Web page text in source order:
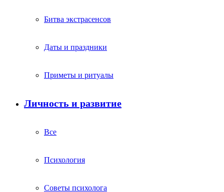
Битва экстрасенсов
Даты и праздники
Приметы и ритуалы
Личность и развитие
Все
Психология
Советы психолога